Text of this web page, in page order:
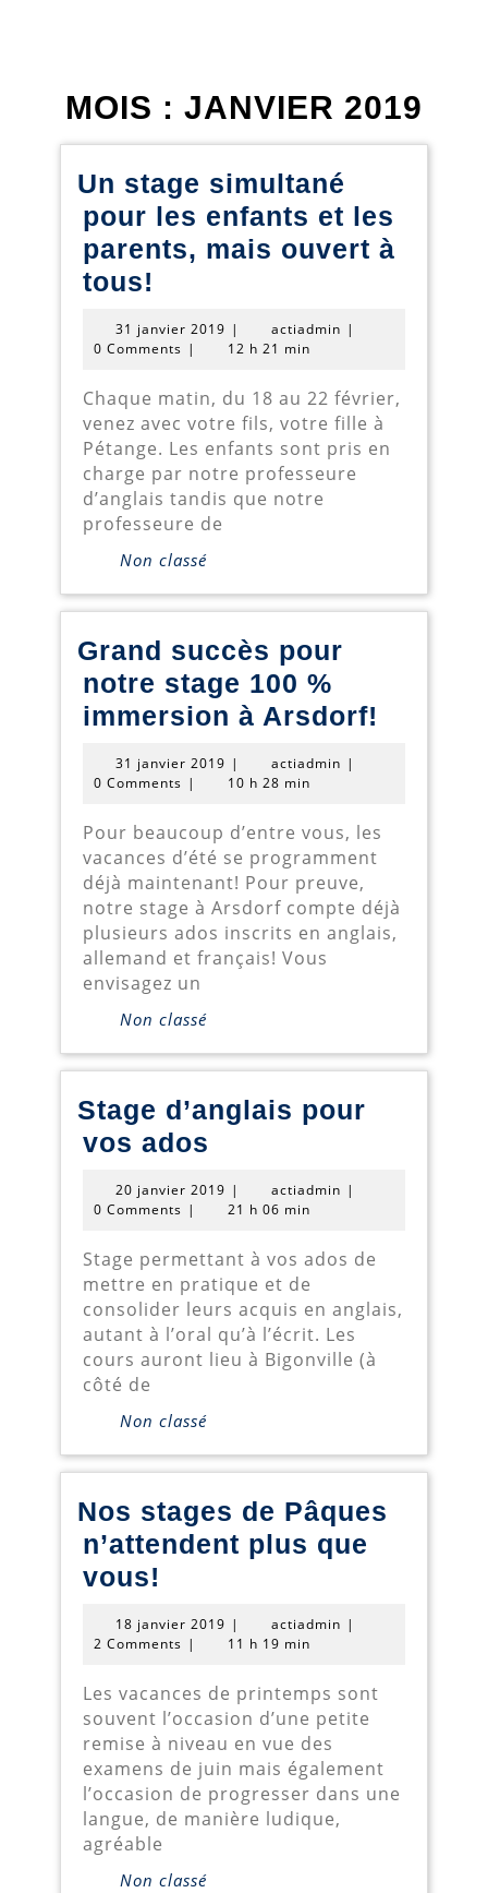
MOIS : JANVIER 2019
Un stage simultané
pour les enfants et les
parents, mais ouvert à
tous!
simultané
les
enfants
et
les
mais
ouvert
à
tous!
31 janvier 2019 31
janvier
| actiadmin actiadmin
|
0 Comments | 12 h 21 min
Chaque matin, du 18 au 22 février,
venez avec votre fils, votre fille à
Pétange. Les enfants sont pris en
charge par notre professeure
d’anglais tandis que notre
professeure de
Non classé
Grand succès pour
notre stage 100 %
immersion à Arsdorf!
stage
%
31 janvier 2019 31
janvier
| actiadmin actiadmin
|
0 Comments | 10 h 28 min
Pour beaucoup d’entre vous, les
vacances d’été se programment
déjà maintenant! Pour preuve,
notre stage à Arsdorf compte déjà
plusieurs ados inscrits en anglais,
allemand et français! Vous
envisagez un
Non classé
Stage d’anglais pour
vos ados
pour
ados
20 janvier 2019 20
janvier
| actiadmin actiadmin
|
0 Comments | 21 h 06 min
Stage permettant à vos ados de
mettre en pratique et de
consolider leurs acquis en anglais,
autant à l’oral qu’à l’écrit. Les
cours auront lieu à Bigonville (à
côté de
Non classé
Nos stages de Pâques
n’attendent plus que
vous!
de
n’attendent
plus
que
vous!
18 janvier 2019 18
janvier
| actiadmin actiadmin
|
2 Comments | 11 h 19 min
Les vacances de printemps sont
souvent l’occasion d’une petite
remise à niveau en vue des
examens de juin mais également
l’occasion de progresser dans une
langue, de manière ludique,
agréable
Non classé